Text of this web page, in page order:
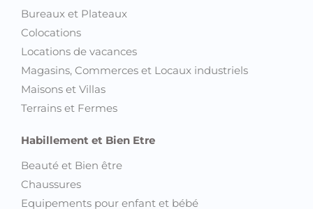
Locations de vacances
Magasins, Commerces et Locaux industriels
Maisons et Villas
Terrains et Fermes
Habillement et Bien Etre
Chaussures
Equipements pour enfant et bébé
Montres et Bijoux
Sacs et Accessoires